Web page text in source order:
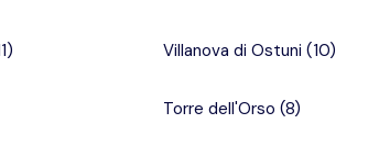
) Villanova di Ostuni (10)
Torre dell'Orso (8)